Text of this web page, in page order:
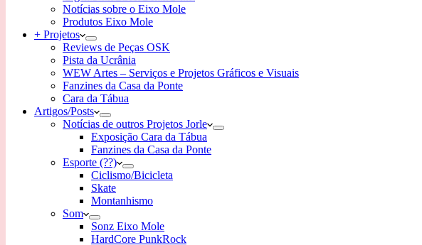
Notícias sobre o Eixo Mole
Produtos Eixo Mole
+ Projetos
Reviews de Peças OSK
Pista da Ucrânia
WEW Artes – Serviços e Projetos Gráficos e Visuais
Fanzines da Casa da Ponte
Cara da Tábua
Artigos/Posts
Notícias de outros Projetos Jorle
Exposição Cara da Tábua
Fanzines da Casa da Ponte
Esporte (??)
Ciclismo/Bicicleta
Skate
Montanhismo
Som
Sonz Eixo Mole
HardCore PunkRock